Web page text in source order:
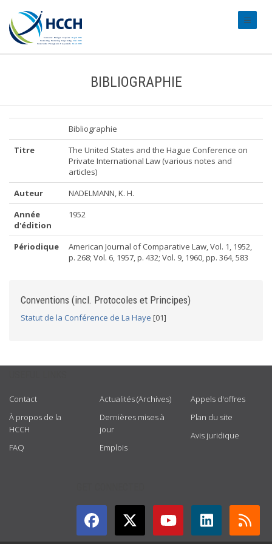
BIBLIOGRAPHIE
Bibliographie
Titre
The United States and the Hague Conference on
Private International Law (various notes and
articles)
Auteur
NADELMANN, K. H.
Année
d'édition
1952
Périodique
American Journal of Comparative Law, Vol. 1, 1952,
p. 268; Vol. 6, 1957, p. 432; Vol. 9, 1960, pp. 364, 583
Conventions (incl. Protocoles et Principes)
Statut de la Conférence de La Haye [01]
Contact
À propos de la
HCCH
FAQ
Actualités (Archives)
Dernières mises à
jour
Emplois
Appels d'offres
Plan du site
Avis juridique